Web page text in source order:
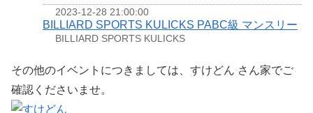
2023-12-28 21:00:00
BILLIARD SPORTS KULICKS PABC級 マンスリー
BILLIARD SPORTS KULICKS
その他のイベントにつきましては、すけどん さん家でご
確認くださいませ。